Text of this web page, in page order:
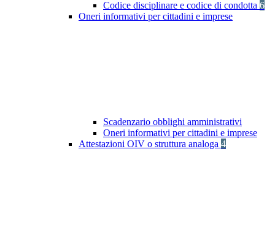
Codice disciplinare e codice di condotta 6
Oneri informativi per cittadini e imprese
Scadenzario obblighi amministrativi
Oneri informativi per cittadini e imprese
Attestazioni OIV o struttura analoga 4